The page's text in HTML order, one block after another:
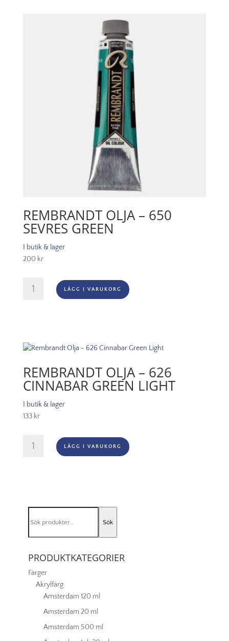
REMBRANDT OLJA – 650
SEVRES GREEN
I butik & lager
200 kr
Olja
Green
mängd
LÄGG I VARUKORG
REMBRANDT OLJA – 626
CINNABAR GREEN LIGHT
I butik & lager
133 kr
Rembrandt
Olja
Light
mängd
LÄGG I VARUKORG
efter:
Sök
PRODUKTKATEGORIER
Färger
Akrylfärg
Amsterdam 120 ml
Amsterdam 20 ml
Amsterdam 500 ml